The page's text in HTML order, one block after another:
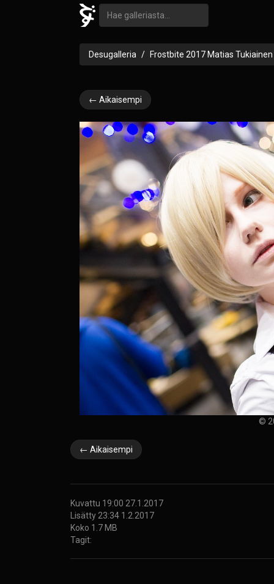
Desugalleria Frostbite 2017 Matias Tukiainen
← Aikaisempi
©
← Aikaisempi
Kuvattu 19:00 27.1.2017
Lisätty 23:34 1.2.2017
Koko 1.7 MB
Tagit: